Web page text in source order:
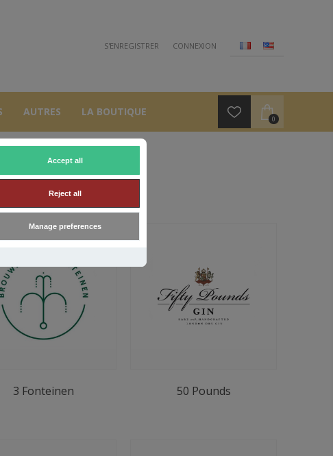
Accept all
Reject all
Manage preferences
S'ENREGISTRER CONNEXION
AUTRES LA BOUTIQUE
0
3 Fonteinen 50 Pounds